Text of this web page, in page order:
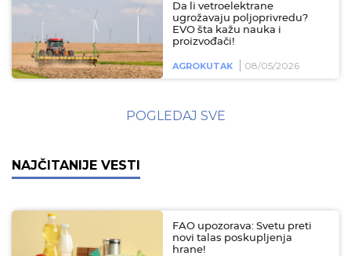
Da li vetroelektrane
ugrožavaju poljoprivredu?
EVO šta kažu nauka i
proizvođači!
AGROKUTAK 08/05/2026
POGLEDAJ SVE
NAJČITANIJE VESTI
FAO upozorava: Svetu preti
novi talas poskupljenja
hrane!